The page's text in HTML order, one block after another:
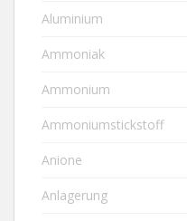
Aluminium
Ammoniak
Ammonium
Ammoniumstickstoff
Anione
Anlagerung